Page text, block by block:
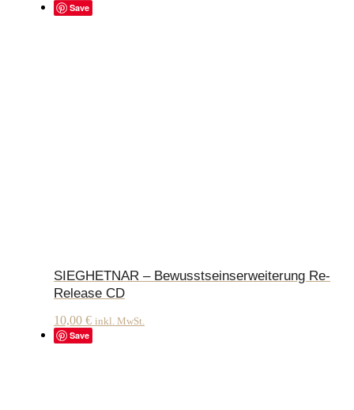
Save
SIEGHETNAR – Bewusstseinserweiterung Re-
Release CD
10,00 € inkl. MwSt.
Save